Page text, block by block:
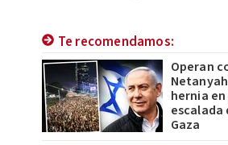
Te recomendamos:
Operan
hernia
Gaza